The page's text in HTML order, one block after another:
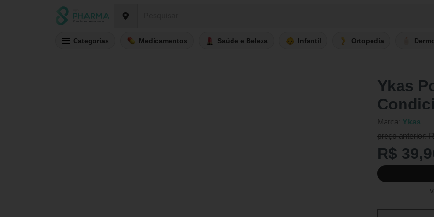
Categorias Medicamentos Saúde e Beleza Infantil Ortopedia
Ykas
Marca: Ykas
preço anterior:
R$